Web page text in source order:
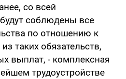
со всей
соблюдены все
по отношению к
таких обязательств,
выплат, - комплексная
трудоустройстве